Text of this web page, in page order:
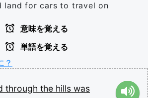
land for cars to travel on
意味を覚える
単語を覚える
？
through the hills was